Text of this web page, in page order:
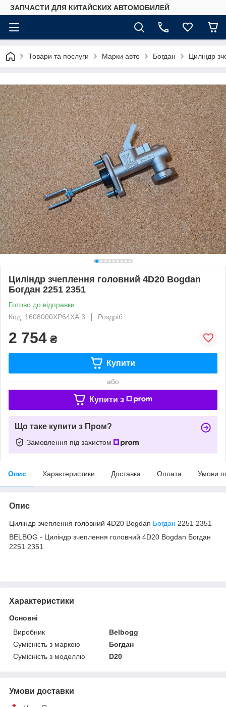
ЗАПЧАСТИ ДЛЯ КИТАЙСКИХ АВТОМОБИЛЕЙ
Товари та послуги Марки авто Богдан Циліндр
Циліндр зчеплення головний 4D20 Bogdan
Богдан 2251 2351
Готово до відправки
Код: 1608000XP64XA.3
Роздріб
2 754 ₴
Купити
або
Купити з
Що таке купити з Пром?
Замовлення під захистом
Опис Характеристики Доставка Оплата Умови
Опис
Циліндр зчеплення головний 4D20 Bogdan Богдан 2251 2351
BELBOG - Циліндр зчеплення головний 4D20 Bogdan Богдан
2251 2351
Характеристики
Основні
Виробник
Belbogg
Сумісність з маркою
Богдан
Сумісність з моделлю
D20
Умови доставки